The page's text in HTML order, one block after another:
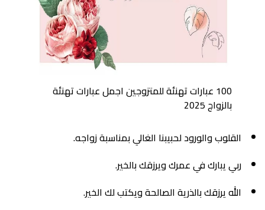
100 عبارات تهنئة للمتزوجين اجمل عبارات تهنئة
بالزواج 2025
القلوب والورود لحبيبنا الغالي بمناسبة زواجه.
ربي يبارك في عمرك ويرزقك بالخير.
الله يرزقك بالذرية الصالحة ويكتب لك الخير.